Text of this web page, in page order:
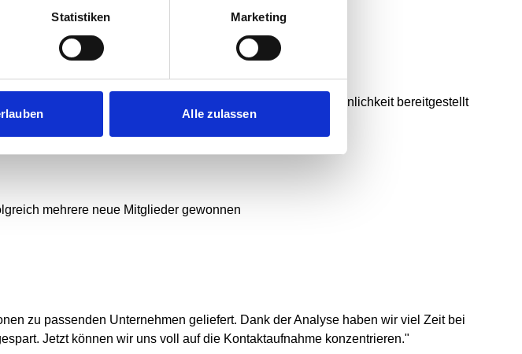
Statistiken Marketing
Alle zulassen
wurden die affinsten 150 Webseiten nach Erfolgswahrscheinlichkeit bereitgestellt
mehrere neue Mitglieder gewonnen
zu passenden Unternehmen geliefert. Dank derAnalyse haben wir viel Zeit bei
Jetzt können wir uns voll auf die Kontaktaufnahme konzentrieren."